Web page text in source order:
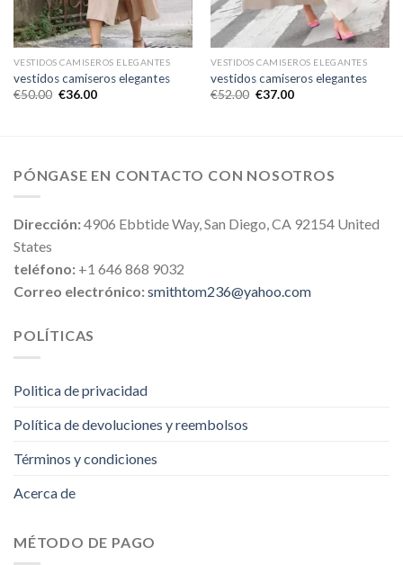
VESTIDOS CAMISEROS ELEGANTES
vestidos camiseros elegantes
€50.00 €36.00
VESTIDOS CAMISEROS ELEGANTES
vestidos camiseros elegantes
€52.00 €37.00
PÓNGASE EN CONTACTO CON NOSOTROS
Dirección:4906 Ebbtide Way, San Diego, CA 92154 United
States
teléfono: +1 646 868 9032
Correo electrónico:smithtom236@yahoo.com
POLÍTICAS
Politica de privacidad
Política de devoluciones y reembolsos
Términos y condiciones
Acerca de
MÉTODO DE PAGO